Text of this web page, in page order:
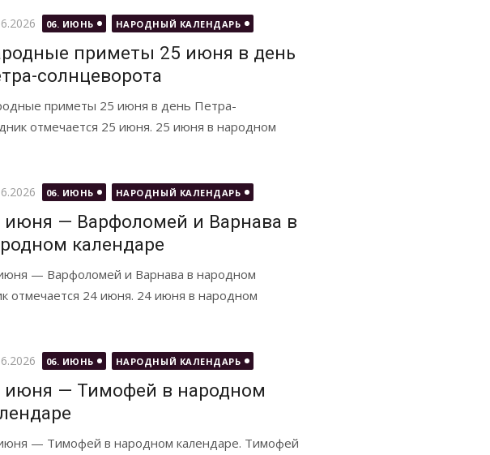
06. ИЮНЬ НАРОДНЫЙ КАЛЕНДАРЬ
приметы 25 июня в день
солнцеворота
приметы 25 июня в день Петра-
отмечается 25 июня. 25 июня в народном
06. ИЮНЬ НАРОДНЫЙ КАЛЕНДАРЬ
июня — Варфоломей и Варнава в
календаре
— Варфоломей и Варнава в народном
отмечается 24 июня. 24 июня в народном
06. ИЮНЬ НАРОДНЫЙ КАЛЕНДАРЬ
июня — Тимофей в народном
— Тимофей в народном календаре. Тимофей